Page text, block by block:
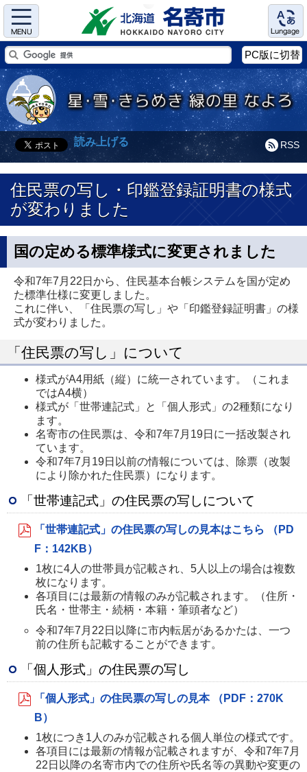
Menu Language
PC版に切替
RSS
読み上げる
住民票の写し・印鑑登録証明書の様式
が変わりました
国の定める標準様式に変更されました
令和7年7月22日から、住民基本台帳システムを国が定め
た標準仕様に変更しました。
これに伴い、「住民票の写し」や「印鑑登録証明書」の様
式が変わりました。
「住民票の写し」について
様式がA4用紙（縦）に統一されています。（これま
ではA4横）
様式が「世帯連記式」と「個人形式」の2種類になり
ます。
名寄市の住民票は、令和7年7月19日に一括改製され
ています。
令和7年7月19日以前の情報については、除票（改製
により除かれた住民票）になります。
「世帯連記式」の住民票の写しについて
「世帯連記式」の住民票の写しの見本はこちら （PD
F：142KB）
1枚に4人の世帯員が記載され、5人以上の場合は複数
枚になります。
各項目には最新の情報のみが記載されます。（住所・
氏名・世帯主・続柄・本籍・筆頭者など）
令和7年7月22日以降に市内転居があるかたは、一つ
前の住所も記載することができます。
「個人形式」の住民票の写し
「個人形式」の住民票の写しの見本 （PDF：270K
B）
1枚につき1人のみが記載される個人単位の様式です。
各項目には最新の情報が記載されますが、令和7年7月
22日以降の名寄市内での住所や氏名等の異動や変更の